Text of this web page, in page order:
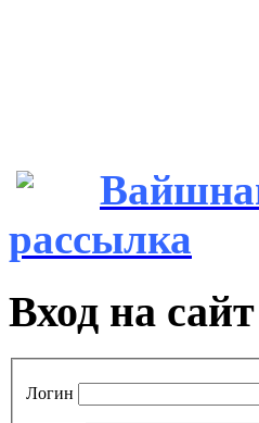
рассылка
Вход на сайт
Логин